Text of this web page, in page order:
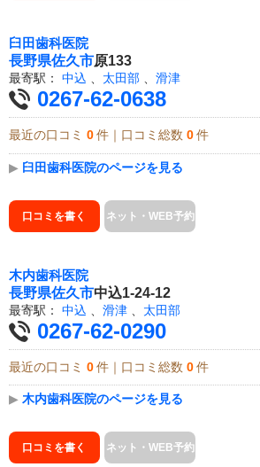
臼田歯科医院
長野県佐久市原133
最寄駅： 中込 太田部 滑津
0267-62-0638
最近の口コミ 0 件｜口コミ総数 0 件
▶ 臼田歯科医院のページを見る
口コミを書く ネット・WEB予約
木内歯科医院
長野県佐久市中込1-24-12
最寄駅： 中込 滑津 太田部
0267-62-0290
最近の口コミ 0 件｜口コミ総数 0 件
▶ 木内歯科医院のページを見る
口コミを書く ネット・WEB予約